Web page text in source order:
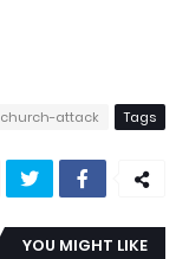
Tags
church-attack
YOU MIGHT LIKE